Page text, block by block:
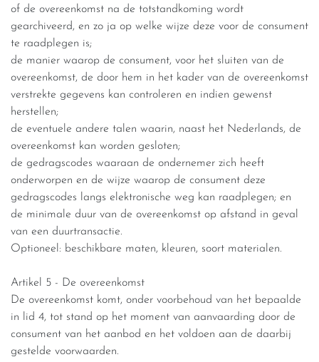
of de overeenkomst na de totstandkoming wordt
gearchiveerd, en zo ja op welke wijze deze voor de consument
te raadplegen is;
de manier waarop de consument, voor het sluiten van de
overeenkomst, de door hem in het kader van de overeenkomst
verstrekte gegevens kan controleren en indien gewenst
herstellen;
de eventuele andere talen waarin, naast het Nederlands, de
overeenkomst kan worden gesloten;
de gedragscodes waaraan de ondernemer zich heeft
onderworpen en de wijze waarop de consument deze
gedragscodes langs elektronische weg kan raadplegen; en
de minimale duur van de overeenkomst op afstand in geval
van een duurtransactie.
Optioneel: beschikbare maten, kleuren, soort materialen.
Artikel 5 - De overeenkomst
De overeenkomst komt, onder voorbehoud van het bepaalde
in lid 4, tot stand op het moment van aanvaarding door de
consument van het aanbod en het voldoen aan de daarbij
gestelde voorwaarden.